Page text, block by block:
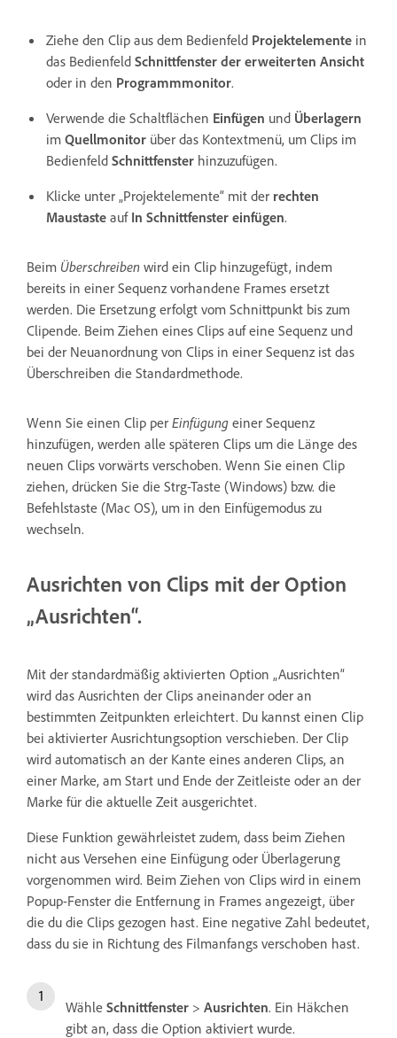
Ziehe den Clip aus dem Bedienfeld Projektelemente in
das Bedienfeld Schnittfenster der erweiterten Ansicht
oder in den Programmmonitor.
Verwende die Schaltflächen Einfügen und Überlagern
im Quellmonitor über das Kontextmenü, um Clips im
Bedienfeld Schnittfenster hinzuzufügen.
Klicke unter „Projektelemente“ mit der rechten
Maustaste auf In Schnittfenster einfügen.
Beim Überschreiben wird ein Clip hinzugefügt, indem
bereits in einer Sequenz vorhandene Frames ersetzt
werden. Die Ersetzung erfolgt vom Schnittpunkt bis zum
Clipende. Beim Ziehen eines Clips auf eine Sequenz und
bei der Neuanordnung von Clips in einer Sequenz ist das
Überschreiben die Standardmethode.
Wenn Sie einen Clip per Einfügung einer Sequenz
hinzufügen, werden alle späteren Clips um die Länge des
neuen Clips vorwärts verschoben. Wenn Sie einen Clip
ziehen, drücken Sie die Strg-Taste (Windows) bzw. die
Befehlstaste (Mac OS), um in den Einfügemodus zu
wechseln.
Ausrichten von Clips mit der Option
„Ausrichten“.
Mit der standardmäßig aktivierten Option „Ausrichten“
wird das Ausrichten der Clips aneinander oder an
bestimmten Zeitpunkten erleichtert. Du kannst einen Clip
bei aktivierter Ausrichtungsoption verschieben. Der Clip
wird automatisch an der Kante eines anderen Clips, an
einer Marke, am Start und Ende der Zeitleiste oder an der
Marke für die aktuelle Zeit ausgerichtet.
Diese Funktion gewährleistet zudem, dass beim Ziehen
nicht aus Versehen eine Einfügung oder Überlagerung
vorgenommen wird. Beim Ziehen von Clips wird in einem
Popup-Fenster die Entfernung in Frames angezeigt, über
die du die Clips gezogen hast. Eine negative Zahl bedeutet,
dass du sie in Richtung des Filmanfangs verschoben hast.
Wähle Schnittfenster > Ausrichten. Ein Häkchen
gibt an, dass die Option aktiviert wurde.